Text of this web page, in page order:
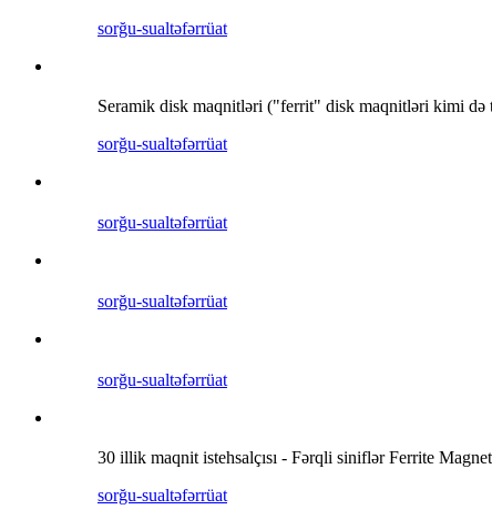
sorğu-sualtəfərrüat
Seramik disk maqnitləri ("ferrit" disk maqnitləri kimi də
sorğu-sualtəfərrüat
sorğu-sualtəfərrüat
sorğu-sualtəfərrüat
sorğu-sualtəfərrüat
30 illik maqnit istehsalçısı - Fərqli siniflər Ferrite
sorğu-sualtəfərrüat